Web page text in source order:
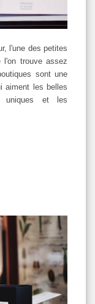
l'une des petites
l'on trouve assez
sont une
aiment les belles
uniques et les